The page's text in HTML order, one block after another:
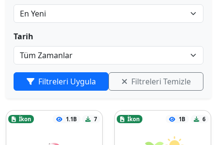
Tarih
Filtreleri Uygula Filtreleri Temizle
İkon 1.1B 7 İkon 1B 6